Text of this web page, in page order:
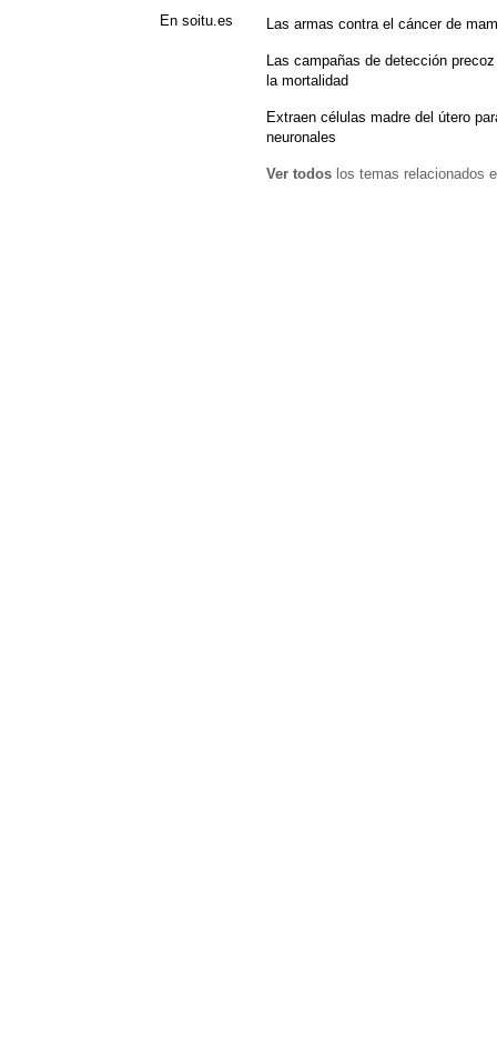
En soitu.es Las armas contra el cáncer de
Las campañas de detección
la mortalidad
Extraen células madre del útero
neuronales
Ver todos los temas relacionados